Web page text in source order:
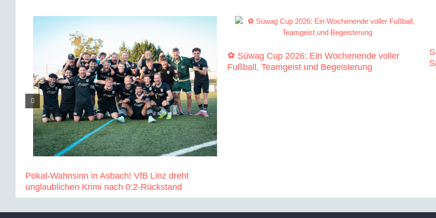
Pokal-Wahnsinn in Asbach! VfB Linz dreht
unglaublichen Krimi nach 0:2-Rückstand
⚽ Süwag Cup 2026: Ein Wochenende voller
Fußball, Teamgeist und Begeisterung